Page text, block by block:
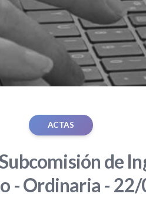
ACTAS
de
- Ordinaria -